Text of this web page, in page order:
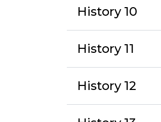
History 10
History 11
History 12